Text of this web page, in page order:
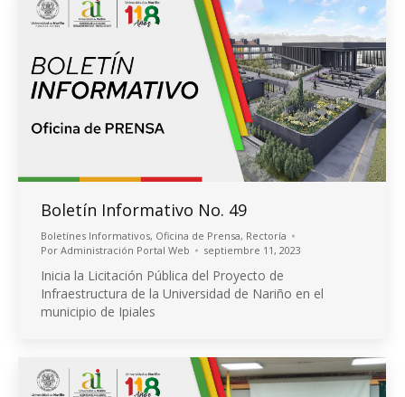
Boletín Informativo No. 49
Boletínes Informativos, Oficina de Prensa, Rectoría
Por Administración Portal Web septiembre 11, 2023
Inicia la Licitación Pública del Proyecto de
Infraestructura de la Universidad de Nariño en el
municipio de Ipiales